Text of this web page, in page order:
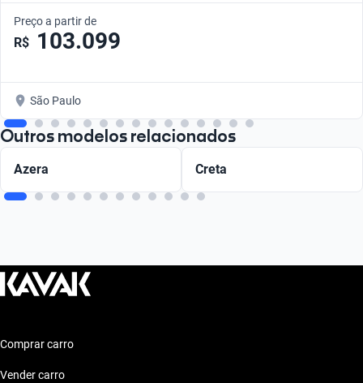
Preço a partir de
R$ 103.099
São Paulo
Outros modelos relacionados
Azera Creta
Comprar carro
Vender carro